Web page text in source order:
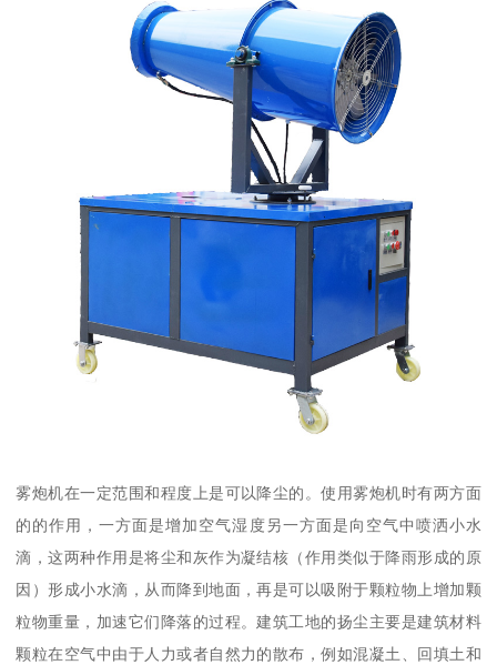
雾炮机在一定范围和程度上是可以降尘的。使用雾炮机时有两方面
的的作用，一方面是增加空气湿度另一方面是向空气中喷洒小水
滴，这两种作用是将尘和灰作为凝结核（作用类似于降雨形成的原
因）形成小水滴，从而降到地面，再是可以吸附于颗粒物上增加颗
粒物重量，加速它们降落的过程。建筑工地的扬尘主要是建筑材料
颗粒在空气中由于人力或者自然力的散布，例如混凝土、回填土和